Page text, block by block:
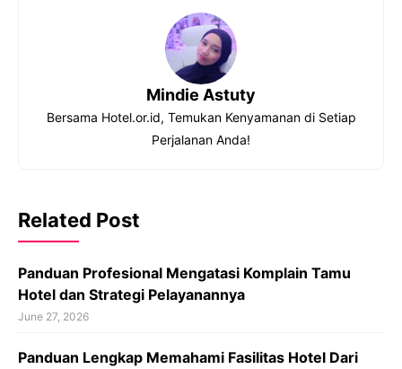
Mindie Astuty
Bersama Hotel.or.id, Temukan Kenyamanan di Setiap
Perjalanan Anda!
Related Post
Panduan Profesional Mengatasi Komplain Tamu
Hotel dan Strategi Pelayanannya
June 27, 2026
Panduan Lengkap Memahami Fasilitas Hotel Dari